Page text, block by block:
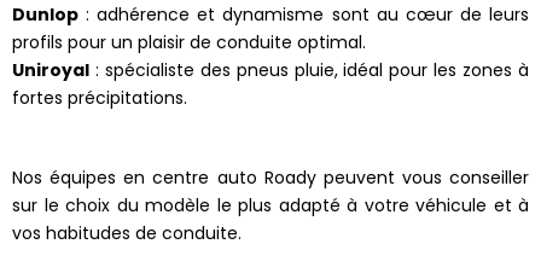
Dunlop : adhérence et dynamisme sont au cœur de leurs
profils pour un plaisir de conduite optimal.
Uniroyal : spécialiste des pneus pluie, idéal pour les zones à
fortes précipitations.
Nos équipes en centre auto Roady peuvent vous conseiller
sur le choix du modèle le plus adapté à votre véhicule et à
vos habitudes de conduite.